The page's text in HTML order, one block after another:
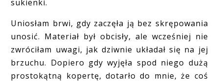
sukienki.
Uniosłam brwi, gdy zaczęła ją bez skrępowania
unosić. Materiał był obcisły, ale wcześniej nie
zwróciłam uwagi, jak dziwnie układał się na jej
brzuchu. Dopiero gdy wyjęła spod niego dużą
prostokątną kopertę, dotarło do mnie, że coś